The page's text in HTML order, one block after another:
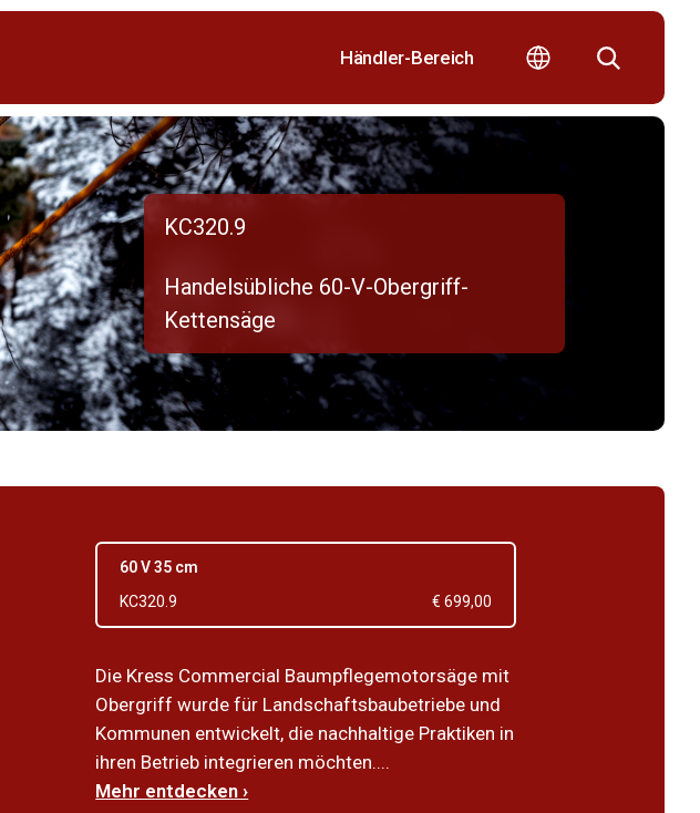
Händler-Bereich
KC320.9
Handelsübliche 60-V-Obergriff-
Kettensäge
60 V 35 cm
KC320.9
€ 699,00
Die Kress Commercial Baumpflegemotorsäge mit
Obergriff wurde für Landschaftsbaubetriebe und
Kommunen entwickelt, die nachhaltige Praktiken in
ihren Betrieb integrieren möchten....
Mehr entdecken ›